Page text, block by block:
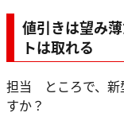
値引きは望み
トは取れる
担当 ところで、新
すか？